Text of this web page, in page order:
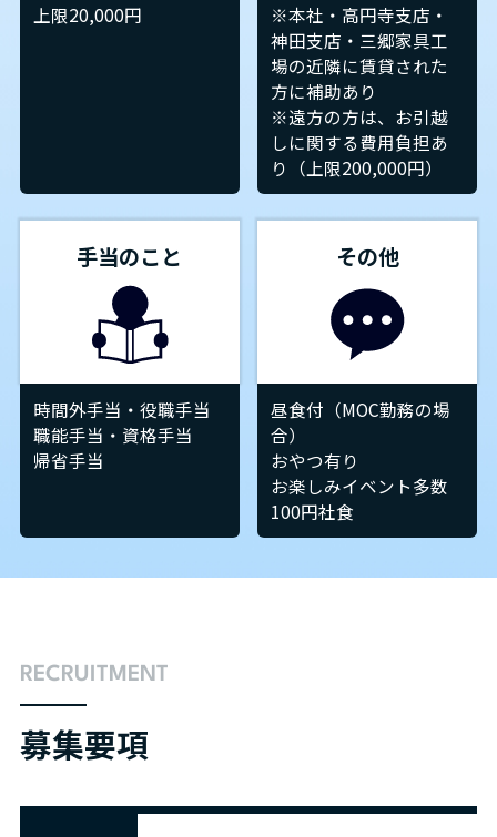
上限20,000円
※本社・高円寺支店・
神田支店・三郷家具工
場の近隣に賃貸された
方に補助あり
※遠方の方は、お引越
しに関する費用負担あ
り（上限200,000円）
手当のこと
時間外手当・役職手当
職能手当・資格手当
帰省手当
その他
昼食付（MOC勤務の場
合）
おやつ有り
お楽しみイベント多数
100円社食
RECRUITMENT
募集要項